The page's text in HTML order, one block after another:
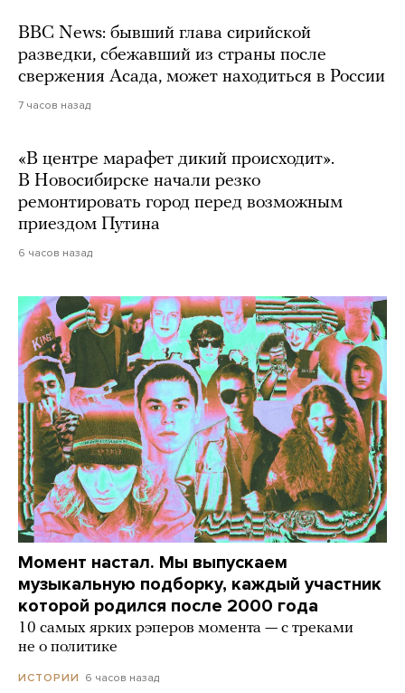
BBC News: бывший глава сирийской
разведки, сбежавший из страны после
свержения Асада, может находиться в России
7 часов назад
«В центре марафет дикий происходит».
В Новосибирске начали резко
ремонтировать город перед возможным
приездом Путина
6 часов назад
Момент настал. Мы выпускаем
музыкальную подборку, каждый участник
которой родился после 2000 года
10 самых ярких рэперов момента — с треками
не о политике
ИСТОРИИ 6 часов назад